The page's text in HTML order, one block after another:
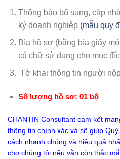
Thông báo bổ sung, cập
ký doanh nghiệp(mẫu quy
Bìa hồ sơ (bằng bìa giấy
có chữ sử dụng cho mục
Tờ khai thông tin người
Số lượng hồ sơ: 01 bộ
CHANTIN Consultant cam kết
thông tin chính xác và sẽ giúp
cách nhanh chóng và hiệu quả
cho chúng tôi nếu vẫn còn thắc